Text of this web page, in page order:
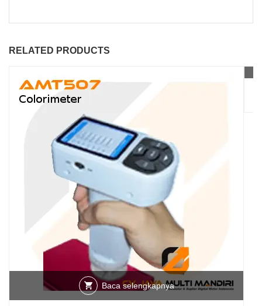
RELATED PRODUCTS
Baca selengkapnya